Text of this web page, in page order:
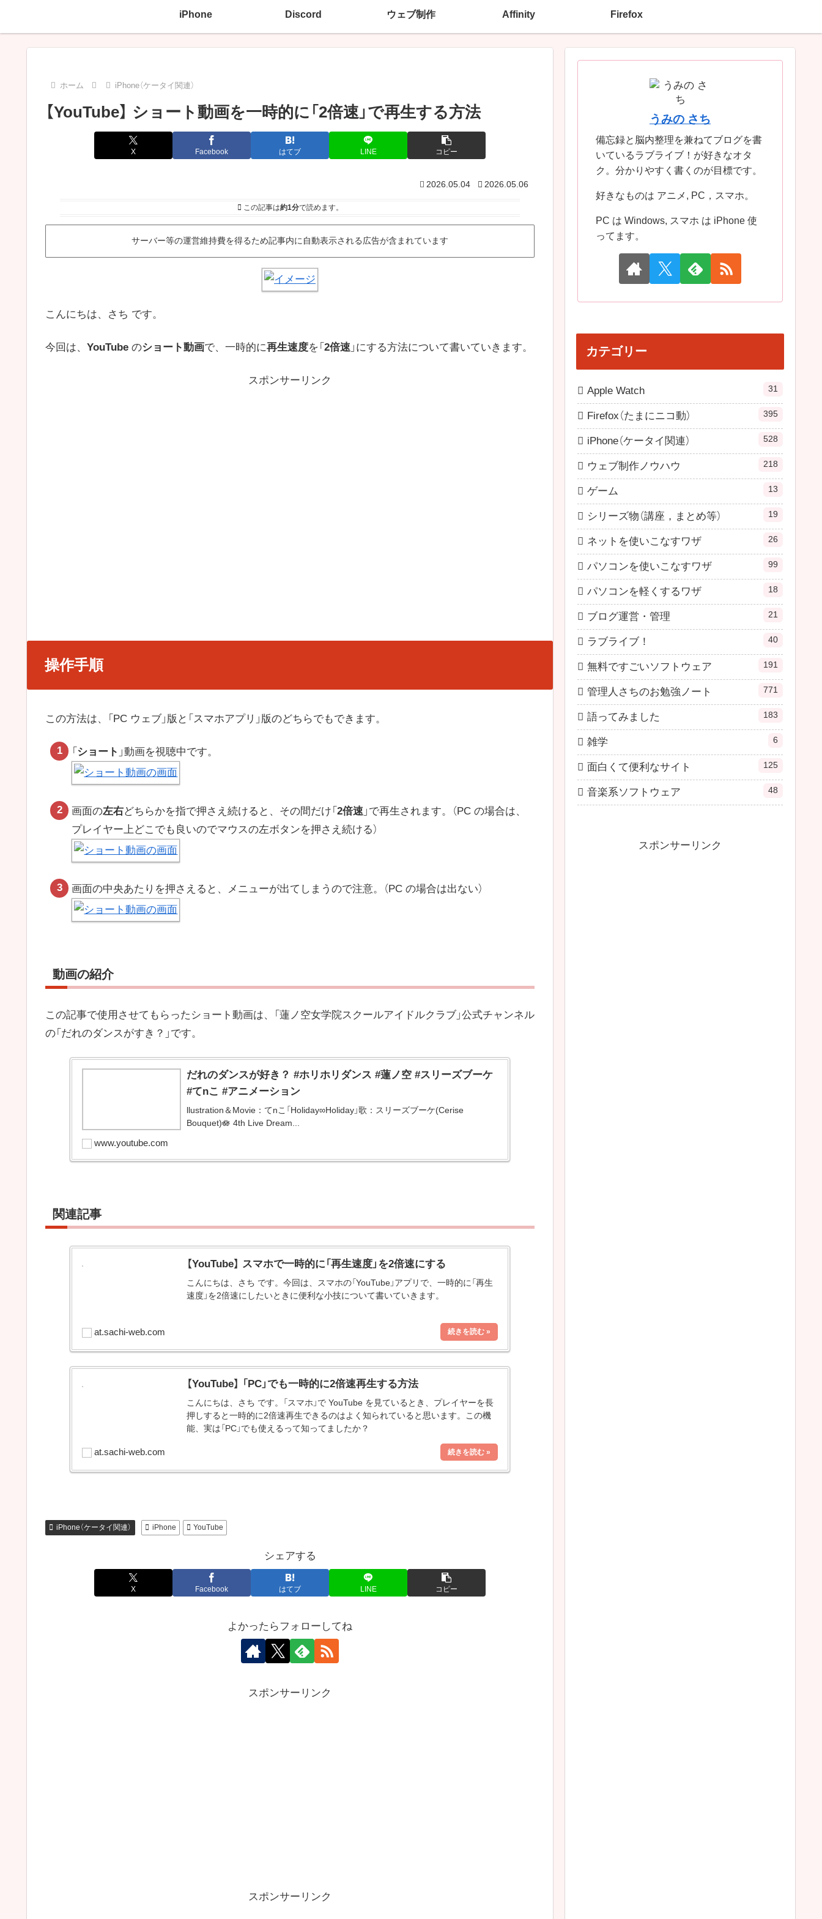
iPhone Discord ウェブ制作 Affinity Firefox
ホーム iPhone（ケータイ関連）
【YouTube】 ショート動画を一時的に「2倍速」で再生する方法
X Facebook はてブ LINE コピー
2026.05.04 2026.05.06
この記事は約1分で読めます。
サーバー等の運営維持費を得るため記事内に自動表示される広告が含まれています
こんにちは、さち です。
今回は、 YouTube のショート動画で、一時的に再生速度を「 2倍速 」にする方法について書いていきます。
スポンサーリンク
操作手順
この方法は、「PC ウェブ」版と「スマホアプリ」版のどちらでもできます。
「 ショート 」動画を視聴中です。
画面の左右どちらかを指で押さえ続けると、その間だけ「2倍速 」で再生されます。（PC の場合は、
プレイヤー上どこでも良いのでマウスの左ボタンを押さえ続ける）
画面の中央あたりを押さえると、メニューが出てしまうので注意。（PC の場合は出ない）
動画の紹介
この記事で使用させてもらったショート動画は、「蓮ノ空女学院スクールアイドルクラブ」公式チャンネル
の「だれのダンスがすき？」です。
だれのダンスが好き？ #ホリホリダンス #蓮ノ空 #スリーズブーケ
#てnこ #アニメーション
llustration＆Movie：てnこ「Holiday∞Holiday」歌：スリーズブーケ(Cerise
Bouquet)🪷 4th Live Dream...
www.youtube.com
関連記事
【YouTube】 スマホで一時的に「再生速度」を2倍速にする
こんにちは、さち です。今回は、スマホの「YouTube」アプリで、一時的に「再生
速度」を2倍速にしたいときに便利な小技について書いていきます。
at.sachi-web.com
【YouTube】 「PC」でも一時的に2倍速再生する方法
こんにちは、さち です。「スマホ」で YouTube を見ているとき、プレイヤーを長
押しすると一時的に2倍速再生できるのはよく知られていると思います。この機
能、実は「PC」でも使えるって知ってましたか？
at.sachi-web.com
iPhone（ケータイ関連） iPhone YouTube
シェアする
X Facebook はてブ LINE コピー
よかったらフォローしてね
スポンサーリンク
スポンサーリンク
うみの さち
備忘録と脳内整理を兼ねてブログを書
いているラブライブ！が好きなオタ
ク。分かりやすく書くのが目標です。
好きなものは アニメ, PC，スマホ。
PC は Windows, スマホ は iPhone 使
ってます。
カテゴリー
Apple Watch 31
Firefox（たまにニコ動） 395
iPhone（ケータイ関連） 528
ウェブ制作ノウハウ 218
ゲーム 13
シリーズ物（講座，まとめ等） 19
ネットを使いこなすワザ 26
パソコンを使いこなすワザ 99
パソコンを軽くするワザ 18
ブログ運営・管理 21
ラブライブ！ 40
無料ですごいソフトウェア 191
管理人さちのお勉強ノート 771
語ってみました 183
雑学 6
面白くて便利なサイト 125
音楽系ソフトウェア 48
スポンサーリンク